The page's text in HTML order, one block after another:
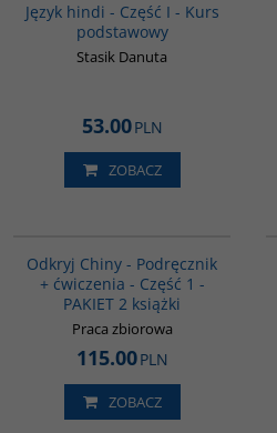
Język hindi - Część I - Kurs
podstawowy
Stasik Danuta
53.00PLN
ZOBACZ
Odkryj Chiny - Podręcznik
+ ćwiczenia - Część 1 -
PAKIET 2 książki
Praca zbiorowa
115.00PLN
ZOBACZ